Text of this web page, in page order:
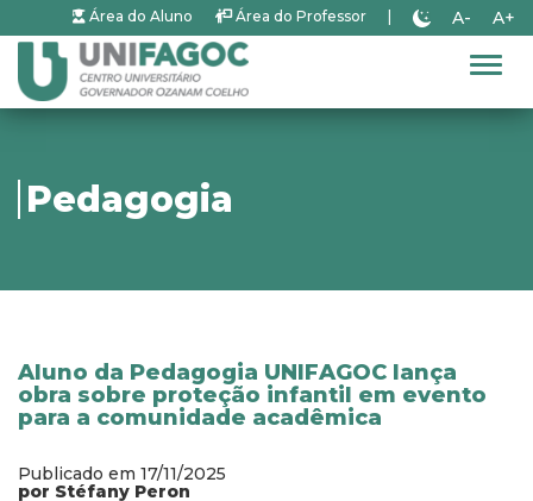
Área do Aluno Área do Professor A- A+
Pedagogia
Aluno da Pedagogia UNIFAGOC lança
obra sobre proteção infantil em evento
para a comunidade acadêmica
Publicado em 17/11/2025
por Stéfany Peron